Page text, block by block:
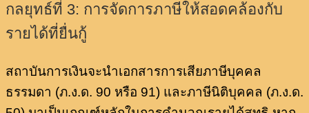
กลยุทธ์ที่ 3: การจัดการภาษีให้สอดคล้องกับ
รายได้ที่ยื่นกู้
สถาบันการเงินจะนำเอกสารการเสียภาษีบุคคล
ธรรมดา (ภ.ง.ด. 90 หรือ 91) และภาษีนิติบุคคล (ภ.ง.ด.